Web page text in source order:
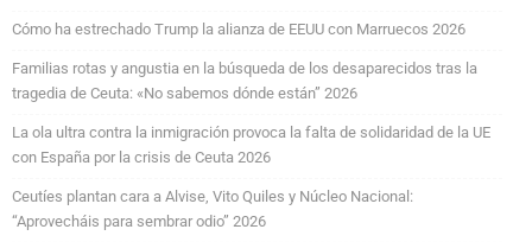
Cómo ha estrechado Trump la alianza de EEUU con Marruecos 2026
Familias rotas y angustia en la búsqueda de los desaparecidos tras la
tragedia de Ceuta: «No sabemos dónde están” 2026
La ola ultra contra la inmigración provoca la falta de solidaridad de la UE
con España por la crisis de Ceuta 2026
Ceutíes plantan cara a Alvise, Vito Quiles y Núcleo Nacional:
“Aprovecháis para sembrar odio” 2026